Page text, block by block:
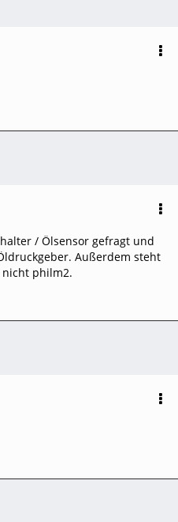
/ Ölsensor gefragt und
Außerdem steht
nicht philm2.